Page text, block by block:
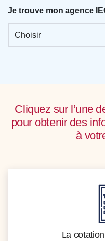
Je trouve mon agence
Choisir
Cliquez sur l’une
pour obtenir des
à
La